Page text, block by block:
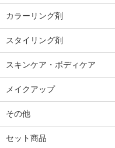
カラーリング剤
スタイリング剤
スキンケア・ボディケア
メイクアップ
その他
セット商品